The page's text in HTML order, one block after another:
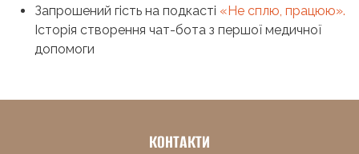
Запрошений гість на подкасті «Не сплю, працюю».
Історія створення чат-бота з першої медичної
допомоги
КОНТАКТИ